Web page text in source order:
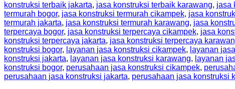
konstruksi terbaik jakarta, jasa konstruksi terbaik karawang, jasa
termurah bogor, jasa konstruksi termurah cikampek, jasa
termurah jakarta, jasa konstruksi termurah karawang, jasa
terpercaya bogor, jasa konstruksi terpercaya cikampek, jasa
konstruksi terpercaya jakarta, jasa konstruksi terpercaya
konstruksi bogor, layanan jasa konstruksi cikampek, layanan
konstruksi jakarta, layanan jasa konstruksi karawang, layanan
konstruksi bogor, perusahaan jasa konstruksi cikampek,
perusahaan jasa konstruksi jakarta, perusahaan jasa konstruksi